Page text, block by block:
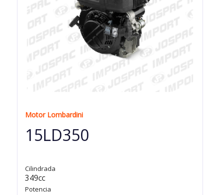
Motor Lombardini
15LD350
Cilindrada
349cc
Potencia